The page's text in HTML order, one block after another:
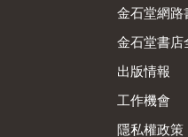
金石堂網路
金石堂書店
出版情報
工作機會
隱私權政策